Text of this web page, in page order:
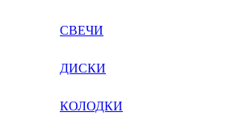
СВЕЧИ
ДИСКИ
КОЛОДКИ